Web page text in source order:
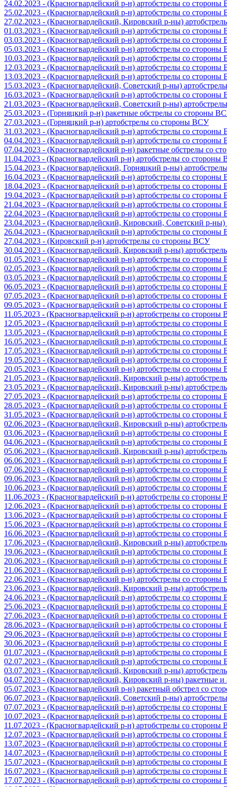
24.02.2023 - (Красногвардейский р-н) артобстрелы со
25.02.2023 - (Красногвардейский р-н) артобстрелы со
27.02.2023 - (Красногвардейский, Кировский р-ны)
01.03.2023 - (Красногвардейский р-н) артобстрелы со
03.03.2023 - (Красногвардейский р-н) артобстрелы со
05.03.2023 - (Красногвардейский р-н) артобстрелы со
10.03.2023 - (Красногвардейский р-н) артобстрелы со
12.03.2023 - (Красногвардейский р-н) артобстрелы со
13.03.2023 - (Красногвардейский р-н) артобстрелы со
15.03.2023 - (Красногвардейский, Советский р-ны)
16.03.2023 - (Красногвардейский р-н) артобстрелы со
21.03.2023 - (Красногвардейский, Советский р-ны)
25.03.2023 - (Горняцкий р-н) ракетные обстрелы со стороны
27.03.2023 - (Горняцкий р-н) артобстрелы со стороны ВСУ
31.03.2023 - (Красногвардейский р-н) артобстрелы со
04.04.2023 - (Красногвардейский р-н) артобстрелы со
07.04.2023 - (Красногвардейский р-н) ракетные обстрелы со
11.04.2023 - (Красногвардейский р-н) артобстрелы со стороны
15.04.2023 - (Красногвардейский, Горняцкий р-ны)
16.04.2023 - (Красногвардейский р-н) артобстрелы со
18.04.2023 - (Красногвардейский р-н) артобстрелы со
19.04.2023 - (Красногвардейский р-н) артобстрелы со
21.04.2023 - (Красногвардейский р-н) артобстрелы со
22.04.2023 - (Красногвардейский р-н) артобстрелы со
23.04.2023 - (Красногвардейский, Кировский, Советский р-
26.04.2023 - (Красногвардейский р-н) артобстрелы со
27.04.2023 - (Кировский р-н) артобстрелы со стороны ВСУ
30.04.2023 - (Красногвардейский, Кировский р-ны)
01.05.2023 - (Красногвардейский р-н) артобстрелы со
02.05.2023 - (Красногвардейский р-н) артобстрелы со
03.05.2023 - (Красногвардейский р-н) артобстрелы со
06.05.2023 - (Красногвардейский р-н) артобстрелы со
07.05.2023 - (Красногвардейский р-н) артобстрелы со
09.05.2023 - (Красногвардейский р-н) артобстрелы со
11.05.2023 - (Красногвардейский р-н) артобстрелы со стороны
12.05.2023 - (Красногвардейский р-н) артобстрелы со
13.05.2023 - (Красногвардейский р-н) артобстрелы со
16.05.2023 - (Красногвардейский р-н) артобстрелы со
17.05.2023 - (Красногвардейский р-н) артобстрелы со
19.05.2023 - (Красногвардейский р-н) артобстрелы со
20.05.2023 - (Красногвардейский р-н) артобстрелы со
21.05.2023 - (Красногвардейский, Кировский р-ны)
23.05.2023 - (Красногвардейский, Кировский р-ны)
27.05.2023 - (Красногвардейский р-н) артобстрелы со
28.05.2023 - (Красногвардейский р-н) артобстрелы со
31.05.2023 - (Красногвардейский р-н) артобстрелы со
02.06.2023 - (Красногвардейский, Кировский р-ны)
03.06.2023 - (Красногвардейский р-н) артобстрелы со
04.06.2023 - (Красногвардейский р-н) артобстрелы со
05.06.2023 - (Красногвардейский, Кировский р-ны)
06.06.2023 - (Красногвардейский р-н) артобстрелы со
07.06.2023 - (Красногвардейский р-н) артобстрелы со
09.06.2023 - (Красногвардейский р-н) артобстрелы со
10.06.2023 - (Красногвардейский р-н) артобстрелы со
11.06.2023 - (Красногвардейский р-н) артобстрелы со стороны
12.06.2023 - (Красногвардейский р-н) артобстрелы со
13.06.2023 - (Красногвардейский р-н) артобстрелы со
15.06.2023 - (Красногвардейский р-н) артобстрелы со
16.06.2023 - (Красногвардейский р-н) артобстрелы со
17.06.2023 - (Красногвардейский, Кировский р-ны)
19.06.2023 - (Красногвардейский р-н) артобстрелы со
20.06.2023 - (Красногвардейский р-н) артобстрелы со
21.06.2023 - (Красногвардейский р-н) артобстрелы со
22.06.2023 - (Красногвардейский р-н) артобстрелы со
23.06.2023 - (Красногвардейский, Кировский р-ны)
24.06.2023 - (Красногвардейский р-н) артобстрелы со
25.06.2023 - (Красногвардейский р-н) артобстрелы со
27.06.2023 - (Красногвардейский р-н) артобстрелы со
28.06.2023 - (Красногвардейский р-н) артобстрелы со
29.06.2023 - (Красногвардейский р-н) артобстрелы со
30.06.2023 - (Красногвардейский р-н) артобстрелы со
01.07.2023 - (Красногвардейский р-н) артобстрелы со
02.07.2023 - (Красногвардейский р-н) артобстрелы со
03.07.2023 - (Красногвардейский, Кировский р-ны)
04.07.2023 - (Красногвардейский, Кировский р-ны) ракетные
05.07.2023 - (Красногвардейский р-н) ракетный обстрел со
06.07.2023 - (Красногвардейский, Советский р-ны)
07.07.2023 - (Красногвардейский р-н) артобстрелы со
10.07.2023 - (Красногвардейский р-н) артобстрелы со
11.07.2023 - (Красногвардейский р-н) артобстрелы со стороны
12.07.2023 - (Красногвардейский р-н) артобстрелы со
13.07.2023 - (Красногвардейский р-н) артобстрелы со
14.07.2023 - (Красногвардейский р-н) артобстрелы со
15.07.2023 - (Красногвардейский р-н) артобстрелы со
16.07.2023 - (Красногвардейский р-н) артобстрелы со
17.07.2023 - (Красногвардейский р-н) артобстрелы со